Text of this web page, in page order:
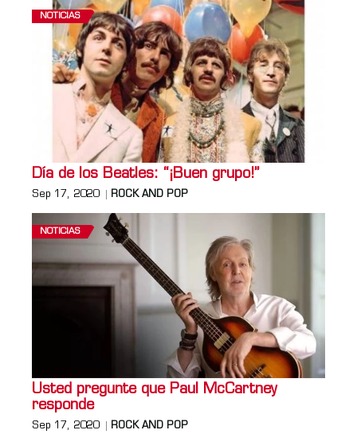
NOTICIAS
Día de los Beatles: “¡Buen grupo!”
Sep 17, 2020 ROCK AND POP
NOTICIAS
Usted pregunte que Paul McCartney
responde
Sep 17, 2020 ROCK AND POP